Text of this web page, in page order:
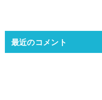
最近のコメント